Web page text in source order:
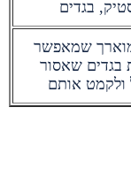
בגדים
שמאפשר
בגדים שאסור
ולקמט אותם